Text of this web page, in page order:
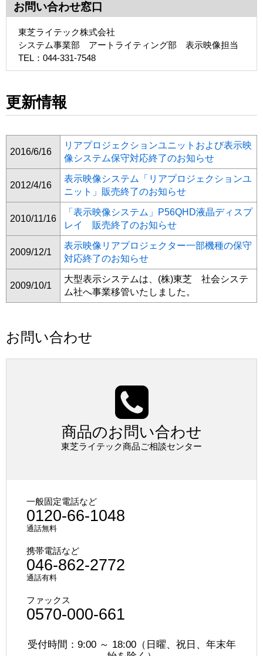
お問い合わせ窓口
東芝ライテック株式会社
システム事業部 アートライティング部 表示映像担当
TEL：044-331-7548
更新情報
2016/6/16
リアプロジェクションユニットおよび表示映
像システム保守対応終了のお知らせ
2012/4/16
表示映像システム「リアプロジェクションユ
ニット」販売終了のお知らせ
2010/11/16
「表示映像システム」P56QHD液晶ディスプ
レイ 販売終了のお知らせ
2009/12/1
表示映像リアプロジェクター一部機種の保守
対応終了のお知らせ
2009/10/1
大型表示システムは、(株)東芝 社会システ
ム社へ事業移管いたしました。
お問い合わせ
商品のお問い合わせ
東芝ライテック商品ご相談センター
一般固定電話など
0120-66-1048
通話無料
携帯電話など
046-862-2772
通話有料
ファックス
0570-000-661
受付時間：9:00 ～ 18:00（日曜、祝日、年末年